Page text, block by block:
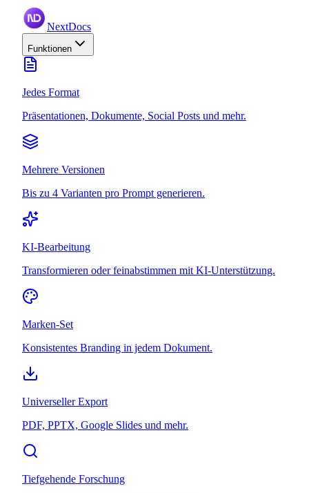
NextDocs
Funktionen
Jedes Format
Präsentationen, Dokumente, Social Posts und mehr.
Mehrere Versionen
Bis zu 4 Varianten pro Prompt generieren.
KI-Bearbeitung
Transformieren oder feinabstimmen mit KI-Unterstützung.
Marken-Set
Konsistentes Branding in jedem Dokument.
Universeller Export
PDF, PPTX, Google Slides und mehr.
Tiefgehende Forschung